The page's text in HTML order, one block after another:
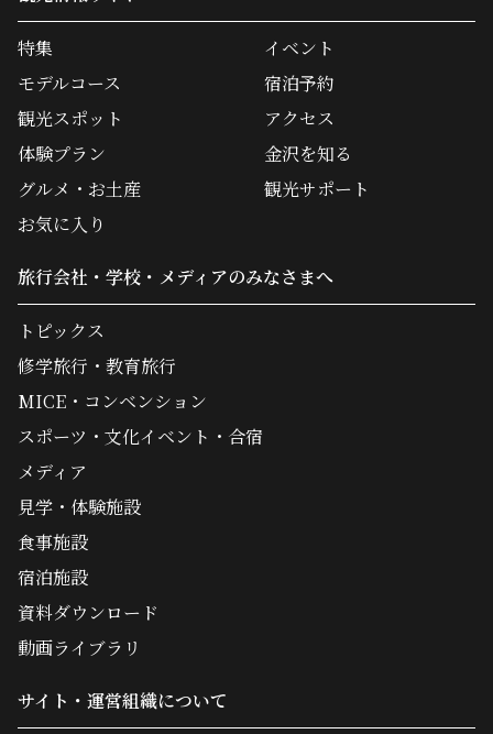
特集
モデルコース
観光スポット
体験プラン
グルメ・お土産
イベント
宿泊予約
アクセス
金沢を知る
観光サポート
お気に入り
旅行会社・学校・メディアのみなさまへ
トピックス
修学旅行・教育旅行
MICE・コンベンション
スポーツ・文化イベント・合宿
メディア
見学・体験施設
食事施設
宿泊施設
資料ダウンロード
動画ライブラリ
サイト・運営組織について